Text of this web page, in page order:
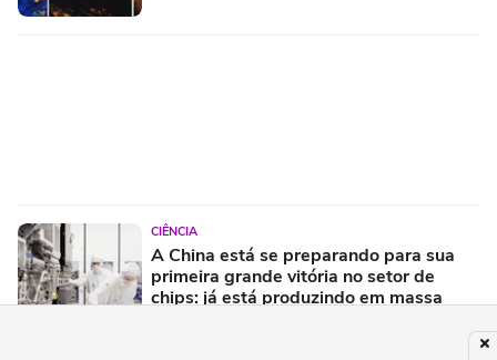
CIÊNCIA
A China está se preparando para sua
primeira grande vitória no setor de
chips: já está produzindo em massa